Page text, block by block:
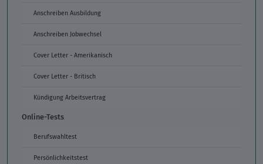
Anschreiben Ausbildung
Anschreiben Jobwechsel
Cover Letter - Amerikanisch
Cover Letter - Britisch
Kündigung Arbeitsvertrag
Online-Tests
Berufswahltest
Persönlichkeitstest